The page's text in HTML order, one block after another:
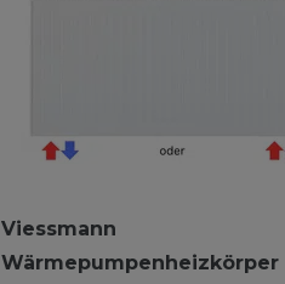
Viessmann
Wärmepumpenheizkörper